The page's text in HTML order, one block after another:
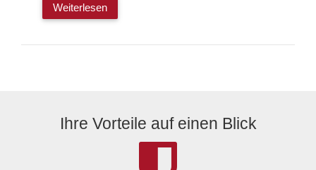
Weiterlesen
Ihre Vorteile auf einen Blick